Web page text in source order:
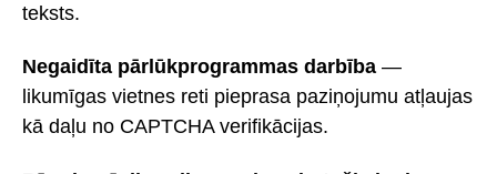
teksts.
Negaidīta pārlūkprogrammas darbība —
likumīgas vietnes reti pieprasa paziņojumu atļaujas
kā daļu no CAPTCHA verifikācijas.